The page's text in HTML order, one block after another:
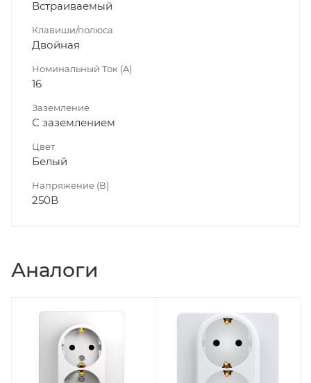
Встраиваемый
Клавиши/полюса
Двойная
Номинальный Ток (A)
16
Заземление
С заземлением
Цвет
Белый
Напряжение (В)
250В
Аналоги